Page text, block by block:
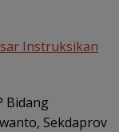
Instruksikan
Bidang
Sekdaprov